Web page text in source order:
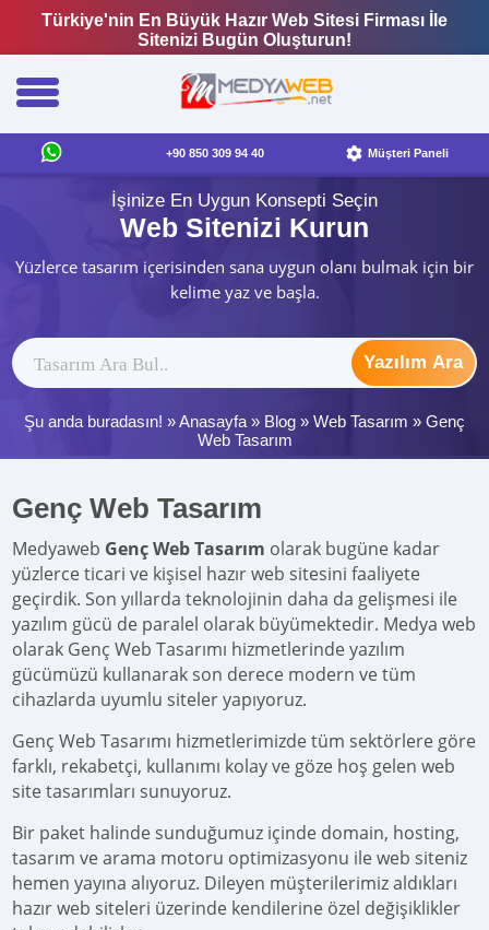
Türkiye'nin En Büyük Hazır Web Sitesi Firması İle
Sitenizi Bugün Oluşturun!
+90 850 309 94 40 Müşteri Paneli
İşinize En Uygun Konsepti Seçin
Web Sitenizi Kurun
Yüzlerce tasarım içerisinden sana uygun olanı bulmak için bir
kelime yaz ve başla.
Yazılım Ara
Şu anda buradasın! »Anasayfa » Blog » Web Tasarım » Genç
Web Tasarım
Genç Web Tasarım
Medyaweb Genç Web Tasarım olarak bugüne kadar
yüzlerce ticari ve kişisel hazır web sitesini faaliyete
geçirdik. Son yıllarda teknolojinin daha da gelişmesi ile
yazılım gücü de paralel olarak büyümektedir. Medya web
olarak Genç Web Tasarımı hizmetlerinde yazılım
gücümüzü kullanarak son derece modern ve tüm
cihazlarda uyumlu siteler yapıyoruz.
Genç Web Tasarımı hizmetlerimizde tüm sektörlere göre
farklı, rekabetçi, kullanımı kolay ve göze hoş gelen web
site tasarımları sunuyoruz.
Bir paket halinde sunduğumuz içinde domain, hosting,
tasarım ve arama motoru optimizasyonu ile web siteniz
hemen yayına alıyoruz. Dileyen müşterilerimiz aldıkları
hazır web siteleri üzerinde kendilerine özel değişiklikler